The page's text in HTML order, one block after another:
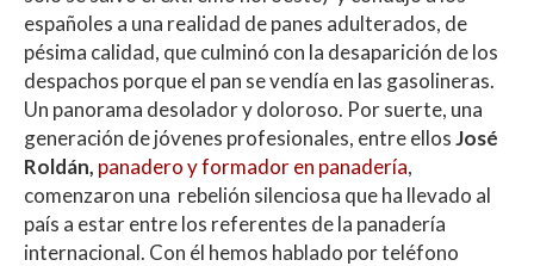
p
p
o
k
ti
r
españoles a una realidad de panes adulterados, de
pésima calidad, que culminó con la desaparición de los
despachos porque el pan se vendía en las gasolineras.
Un panorama desolador y doloroso. Por suerte, una
generación de jóvenes profesionales, entre ellosJosé
Roldán, panadero y formador en panadería,
comenzaron una rebelión silenciosa que ha llevado al
país a estar entre los referentes de la panadería
internacional. Con él hemos hablado por teléfono